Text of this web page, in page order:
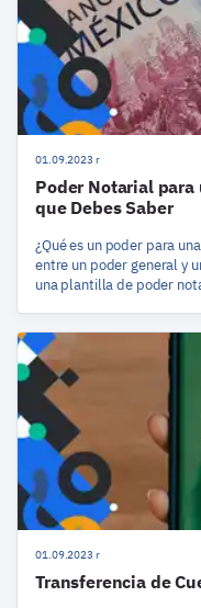
01.09.2023 r
Poder Notarial para
que Debes Saber
¿Qué es un poder para
entre un poder general y
una plantilla de poder
01.09.2023 r
Transferencia de